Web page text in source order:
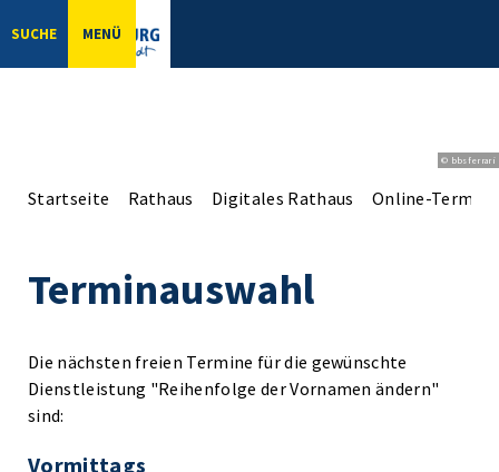
SUCHE MENÜ
© bbsferrari
Startseite Rathaus Digitales Rathaus Online-
Terminauswahl
Die nächsten freien Termine für die gewünschte
Dienstleistung "Reihenfolge der Vornamen ändern"
sind:
Vormittags